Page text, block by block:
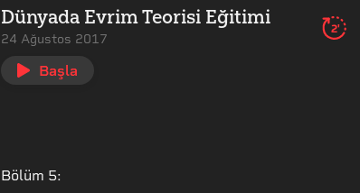
Dünyada Evrim Teorisi Eğitimi
24 Ağustos 2017
Başla
2'
Bölüm 5: